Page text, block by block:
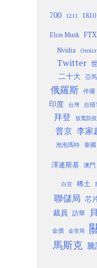
700 1211 1810
Elon Musk FTX
Nvidia
Twitter
二十大 亞
俄羅斯 停擺
印度
台灣 台積
拜登 放寬防疫
普京 李家
泡泡瑪特 泰國
澤連斯基 澳門
白宮 稀土
聯儲局 芯
裁員 訪華
金價 金管局
馬斯克